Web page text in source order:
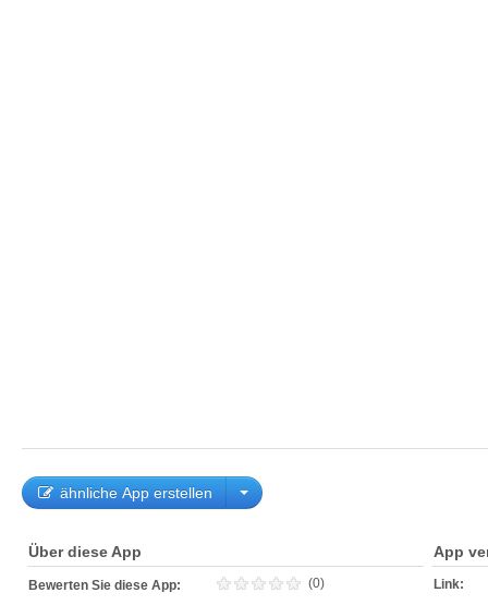
ähnliche App erstellen
Über diese App
Bewerten Sie diese App: (0)
App
Link: